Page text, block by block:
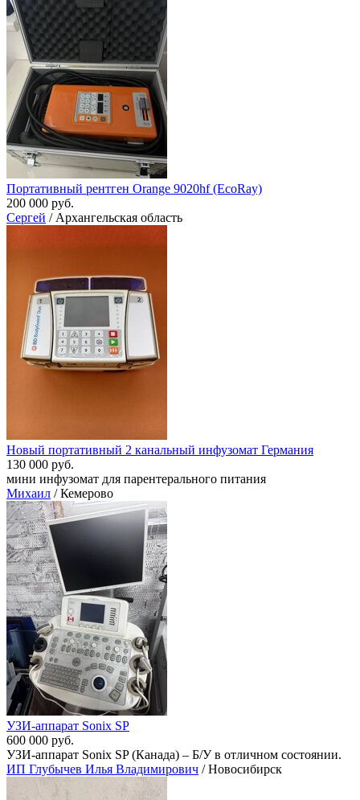
Портативный рентген Orange 9020hf (EcoRay)
200 000 руб.
Сергей / Архангельская область
Новый портативный 2 канальный инфузомат Германия
130 000 руб.
мини инфузомат для парентерального питания
Михаил / Кемерово
УЗИ-аппарат Sonix SP
600 000 руб.
УЗИ-аппарат Sonix SP (Канада) – Б/У в отличном состоянии.
ИП Глубычев Илья Владимирович / Новосибирск